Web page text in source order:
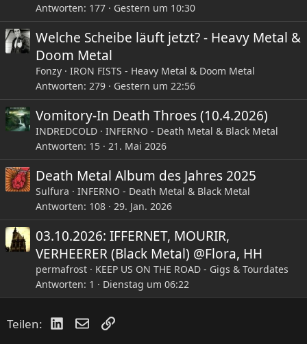
e
t
Antworten 177 Gestern um 10:30
Welche Scheibe läuft jetzt? - Heavy Metal &
Doom Metal
Fonzy
IRON FISTS - Heavy Metal & Doom Metal
Antworten 279 Gestern um 22:56
Vomitory-In Death Throes (10.4.2026)
INDREDCOLD
INFERNO - Death Metal & Black Metal
Antworten 15 21. Mai 2026
Death Metal Album des Jahres 2025
Sulfura
INFERNO - Death Metal & Black Metal
Antworten 108 29. Jan. 2026
03.10.2026: IFFERNET, MOURIR,
VERHEERER (Black Metal) @Flora, HH
permafrost
KEEP US ON THE ROAD - Gigs & Tourdates
Antworten 1 Dienstag um 06:22
Teilen: LinkedIn
E-MailLink